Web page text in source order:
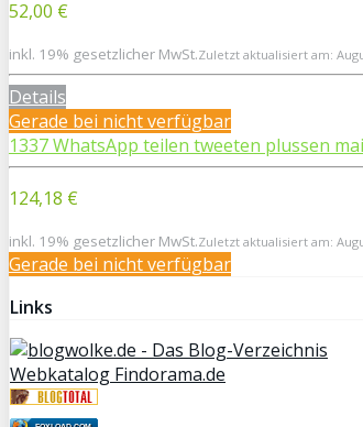
52,00 €
inkl. 19% gesetzlicher MwSt.Zuletzt aktualisiert am:
Details
Gerade bei nicht verfügbar
1337WhatsApp teilen tweeten plussen
124,18 €
inkl. 19% gesetzlicher MwSt.Zuletzt aktualisiert am:
Gerade bei nicht verfügbar
Links
Webkatalog Findorama.de